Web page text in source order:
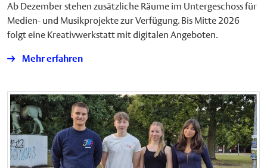
Ab Dezember stehen zusätzliche Räume im Untergeschoss für
Medien- und Musikprojekte zur Verfügung. Bis Mitte 2026
folgt eine Kreativwerkstatt mit digitalen Angeboten.
Mehr erfahren